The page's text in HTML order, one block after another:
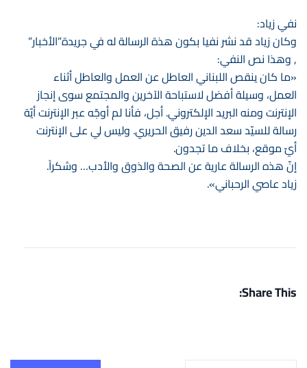
نفي زياد:
وكان زياد قد نشر نفيا بكون هذة الرسالة له في جريدة”الأخبار”
, وهذا نص النفي:
«ما كان ينقص اللبناني العاطل عن العمل والعاطل أثناء
العمل، وسيلة أفضل لاستباحة الآخرين والمجتمع سوى إنجاز
الإنترنت ومنه البريد الإلكتروني. أجل، فأنا لم أوجّه عبر الإنترنت أيّة
رسالة للسيّد سعد الدين رفيق الحريري. وليس لي على الإنترنت
أيّ موقع، بخلاف ما تجدون.
إنّ هذه الرسالة عارية عن الصحة والذوق والأدب… وشكراً.
زياد عاصي الرحباني».
Share This: